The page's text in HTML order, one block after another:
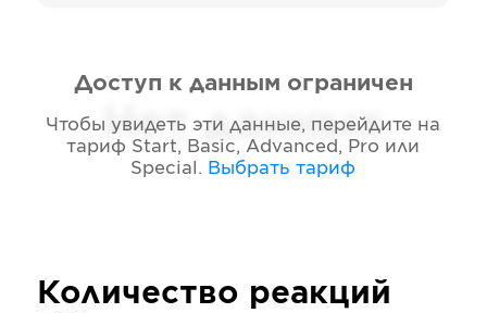
Нет данных
Доступ к данным ограничен
Чтобы увидеть эти данные, перейдите на
тариф Start, Basic, Advanced, Pro или
Special . Выбрать тариф
Количество реакций